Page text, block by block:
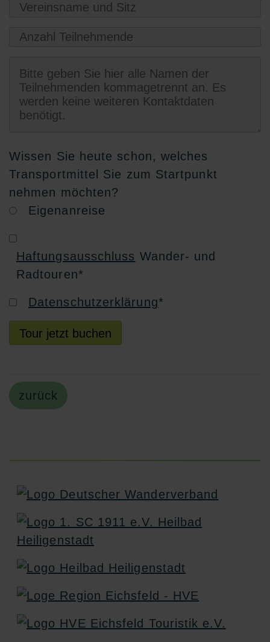
Wissen Sie heute schon, welches
Transportmittel Sie zum Startpunkt
nehmen möchten?
Eigenanreise
Haftungsausschluss Wander- und
Radtouren*
Datenschutzerklärung*
Tour jetzt buchen
zurück